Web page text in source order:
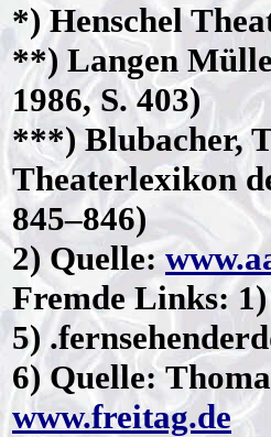
*) Henschel
**) Langen
1986, S. 403)
***)Blubacher,
Theaterlexikon
845–846)
2) Quelle:
Fremde Links:
5)
6) Quelle:
www.freitag.de